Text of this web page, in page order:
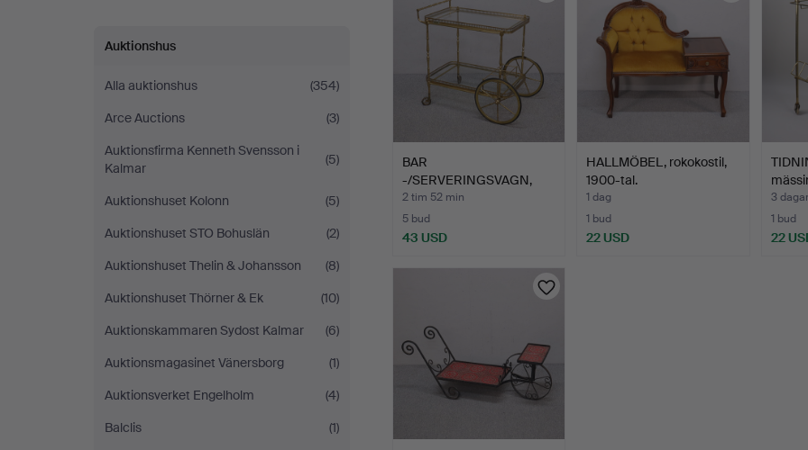
Auktionshus
Alla auktionshus
(354)
Arce Auctions
(3)
Auktionsfirma Kenneth Svensson i
Kalmar
(5)
Auktionshuset Kolonn
(5)
Auktionshuset STO Bohuslän
(2)
Auktionshuset Thelin & Johansson
(8)
Auktionshuset Thörner & Ek
(10)
Auktionskammaren Sydost Kalmar
(6)
Auktionsmagasinet Vänersborg
(1)
Auktionsverket Engelholm
(4)
Balclis
(1)
BAR
-/SERVERINGSVAGN,
mässing och glas, 19…
2 tim 52 min
5 bud
43 USD
HALLMÖBEL, rokokostil,
1900-tal.
1 dag
1 bud
22 USD
3 dagar
1 bud
22